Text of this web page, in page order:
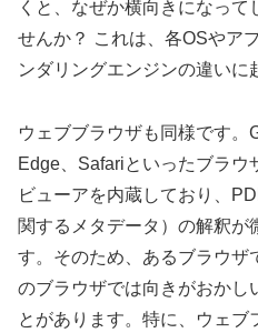
くと、なぜか横向きになって
せんか？ これは、各OSやア
ンダリングエンジンの違いに
ウェブブラウザも同様です。
Edge、Safariといったブラ
ビューアを内蔵しており、
関するメタデータ）の解釈が
す。そのため、あるブラウザ
のブラウザでは向きがおかし
とがあります。特に、ウェブ